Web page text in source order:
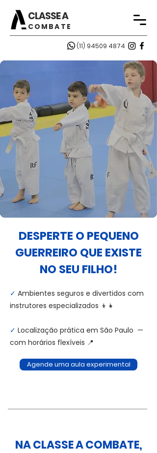
CLASSE A
COMBATE
(11) 94509 4874
DESPERTE O PEQUENO
GUERREIRO QUE EXISTE
NO SEU FILHO!
✓ Ambientes seguros e divertidos com
instrutores especializados 👦👧
✓ Localização prática em São Paulo —
com horários flexíveis 📍
Agende uma aula experimental
NA CLASSE A COMBATE,